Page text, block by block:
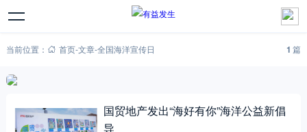
当前位置： 首页-文章-全国海洋宣传日 1 篇
国贸地产发出“海好有你”海洋公益新倡
导